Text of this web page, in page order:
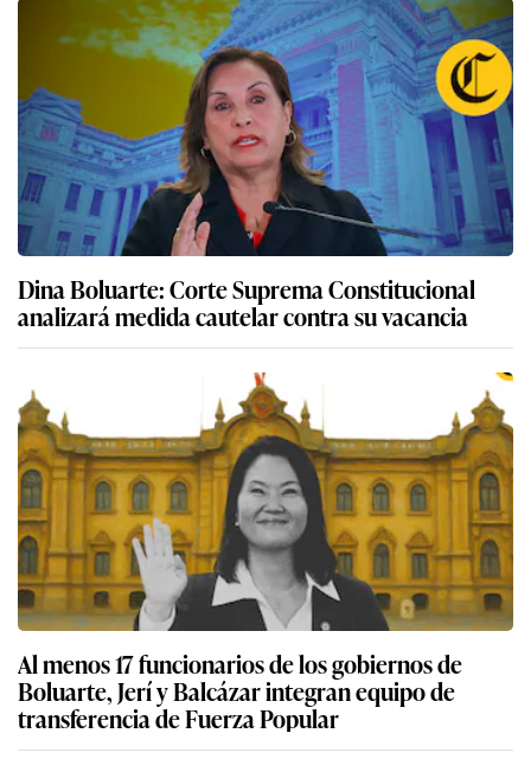
Dina Boluarte: Corte Suprema Constitucional
analizará medida cautelar contra su vacancia
Al menos 17 funcionarios de los gobiernos de
Boluarte, Jerí y Balcázar integran equipo de
transferencia de Fuerza Popular